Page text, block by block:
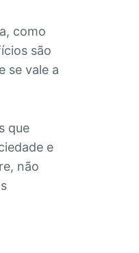
como
são
se vale a
que
e
não